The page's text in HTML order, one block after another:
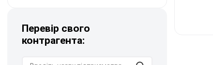
Перевір свого
контрагента: